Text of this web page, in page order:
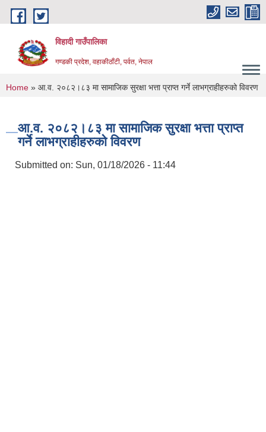
Skip to main content
विहादी गाउँपालिका
गण्डकी प्रदेश, वहाकीठाँटी, पर्वत, नेपाल
You are here
Home » आ.व. २०८२।८३ मा सामाजिक सुरक्षा भत्ता प्राप्त गर्ने लाभग्राहीहरुको विवरण
आ.व. २०८२।८३ मा सामाजिक सुरक्षा भत्ता प्राप्त
गर्ने लाभग्राहीहरुको विवरण
Submitted on: Sun, 01/18/2026 - 11:44